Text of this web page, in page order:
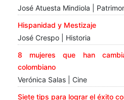
José Atuesta Mindiola |
Hispanidad y Mestizaje
José Crespo | Historia
8 mujeres que han
colombiano
Verónica Salas | Cine
Siete tips para lograr el éxito